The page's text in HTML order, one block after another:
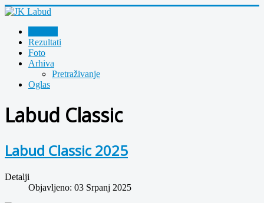
Rezultati
Foto
Arhiva
Pretraživanje
Oglas
Labud Classic
Labud Classic 2025
Detalji
Objavljeno: 03 Srpanj 2025